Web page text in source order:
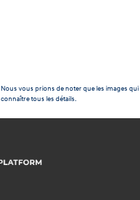
Nous vous prions de noter que les images
connaître tous les détails.